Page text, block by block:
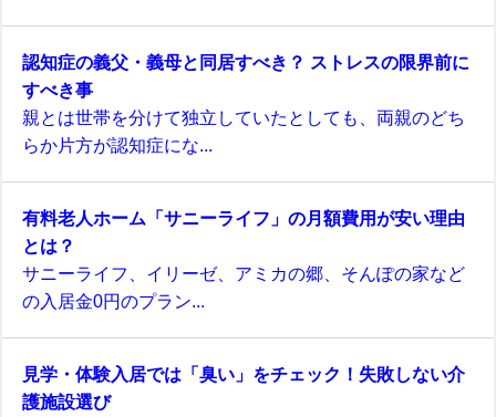
認知症の義父・義母と同居すべき？ ストレスの限界前に
すべき事
親とは世帯を分けて独立していたとしても、両親のどち
らか片方が認知症にな...
有料老人ホーム「サニーライフ」の月額費用が安い理由
とは？
サニーライフ、イリーゼ、アミカの郷、そんぽの家など
の入居金0円のプラン...
見学・体験入居では「臭い」をチェック！失敗しない介
護施設選び